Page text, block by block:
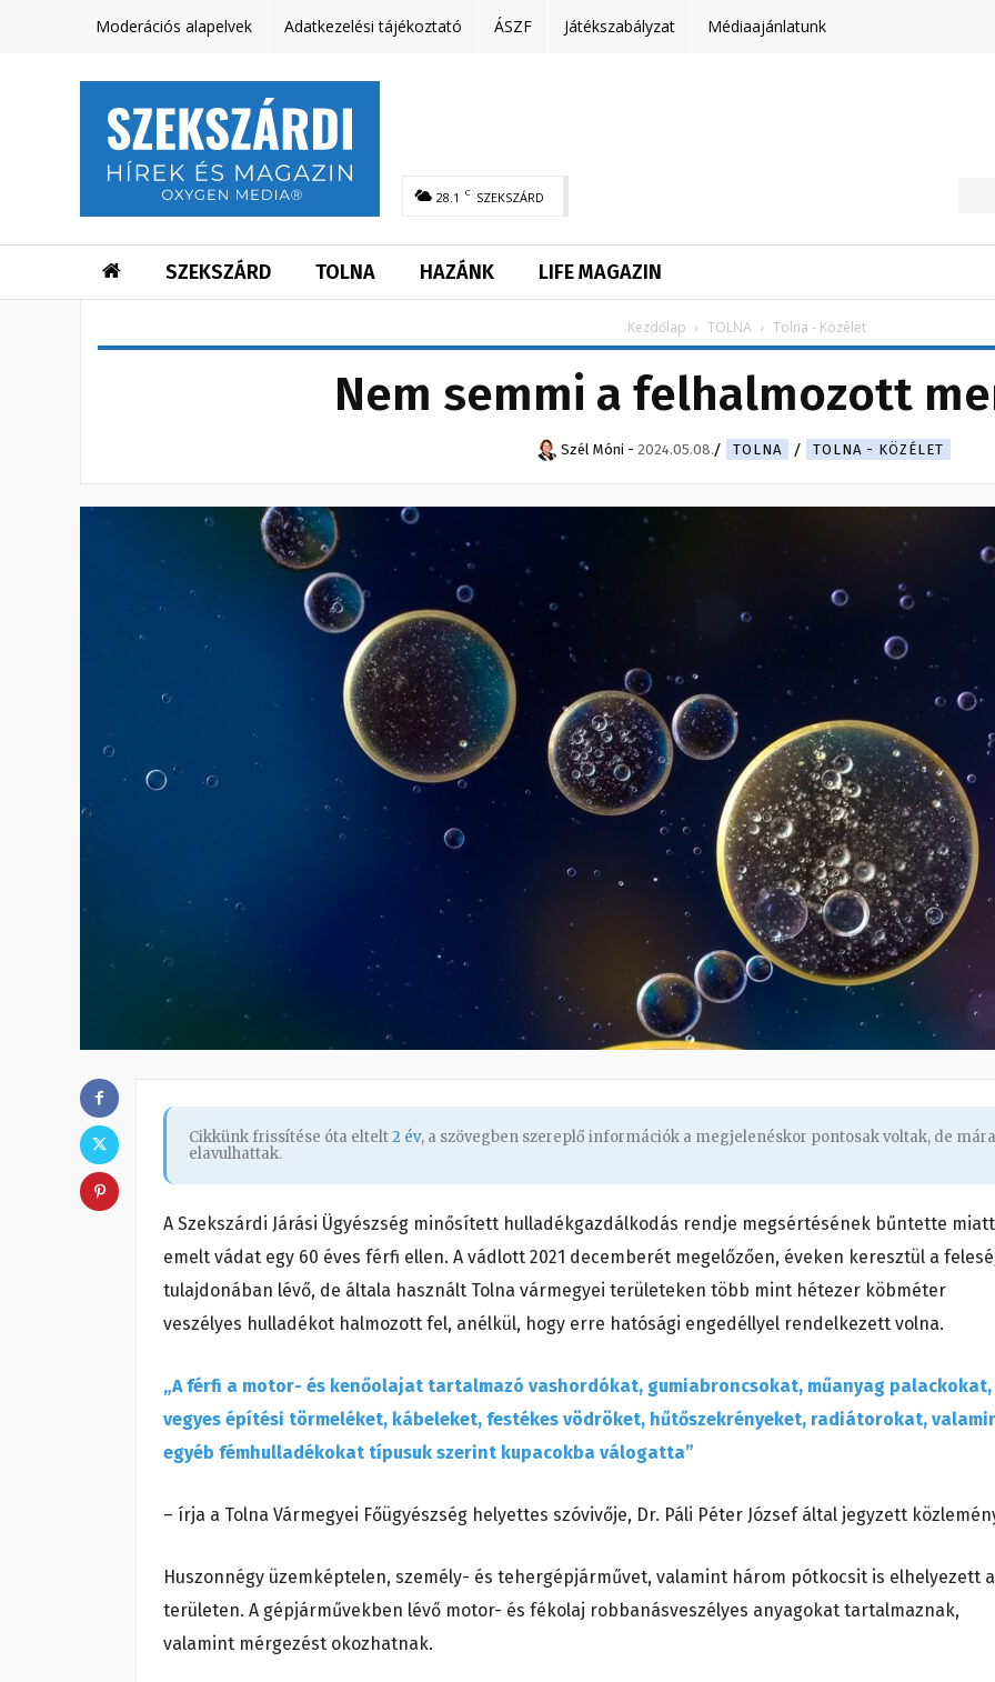
Moderációs alapelvek Adatkezelési tájékoztató ÁSZF Játékszabályzat Médiaajánlatunk
28.1 C SZEKSZÁRD
SZEKSZÁRD TOLNA HAZÁNK LIFE MAGAZIN
Kezdőlap TOLNA Tolna - Közélet
Nem semmi a felhalmozott
Szél Móni - 2024.05.08. TOLNA TOLNA - KÖZÉLET
Cikkünk frissítése óta eltelt2 év, a szövegben szereplő információk a megjelenéskor pontosak voltak, de mára
elavulhattak.
A Szekszárdi Járási Ügyészség minősített hulladékgazdálkodás rendje megsértésének bűntette miatt
emelt vádat egy 60 éves férfi ellen. A vádlott 2021 decemberét megelőzően, éveken keresztül a
tulajdonában lévő, de általa használt Tolna vármegyei területeken több mint hétezer köbméter
veszélyes hulladékot halmozott fel, anélkül, hogy erre hatósági engedéllyel rendelkezett volna.
„A férfi a motor- és kenőolajat tartalmazó vashordókat, gumiabroncsokat, műanyag palackokat,
vegyes építési törmeléket, kábeleket, festékes vödröket, hűtőszekrényeket, radiátorokat,
egyéb fémhulladékokat típusuk szerint kupacokba válogatta”
– írja a Tolna Vármegyei Főügyészség helyettes szóvivője, Dr. Páli Péter József által jegyzett
Huszonnégy üzemképtelen, személy- és tehergépjárművet, valamint három pótkocsit is elhelyezett a
területen. A gépjárművekben lévő motor- és fékolaj robbanásveszélyes anyagokat tartalmaznak,
valamint mérgezést okozhatnak.